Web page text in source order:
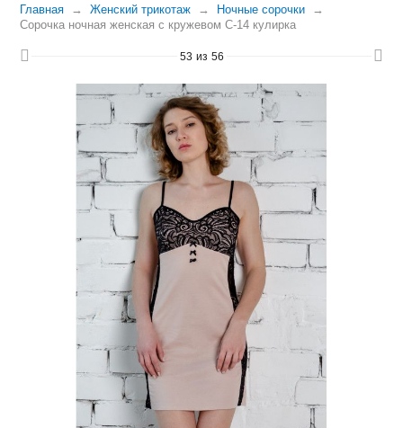
Главная Женский трикотаж
Ночные сорочки
Сорочка ночная женская с кружевом С-14 кулирка
53 из 56